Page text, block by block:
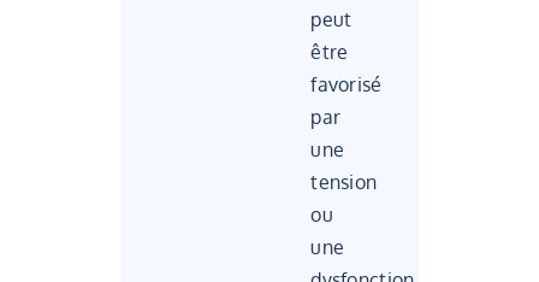
peut
être
favorisé
par
une
tension
ou
une